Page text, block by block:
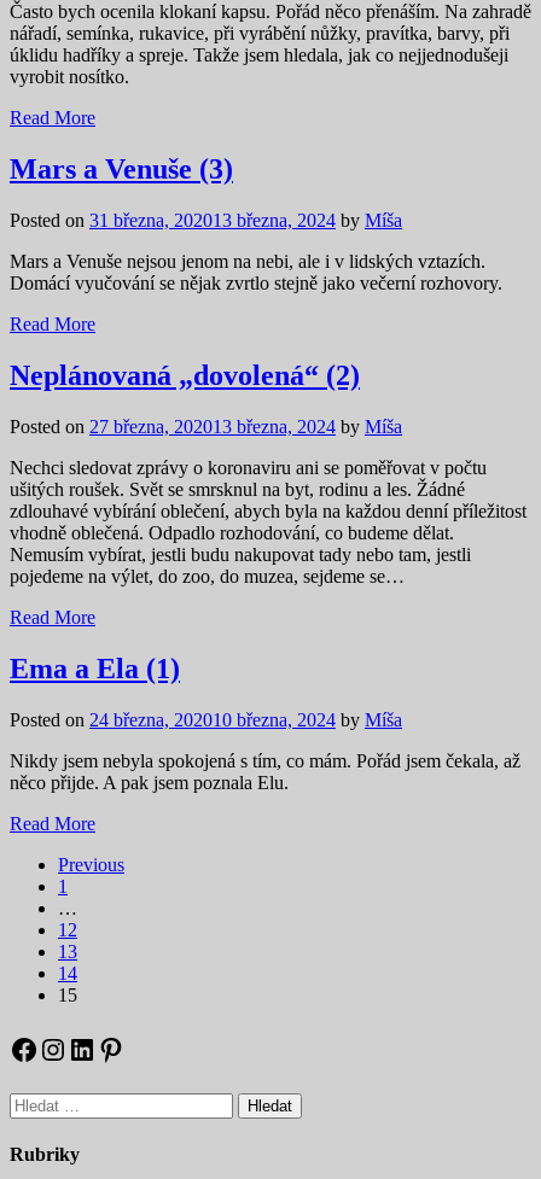
Často bych ocenila klokaní kapsu. Pořád něco přenáším. Na zahradě
nářadí, semínka, rukavice, při vyrábění nůžky, pravítka, barvy, při
úklidu hadříky a spreje. Takže jsem hledala, jak co nejjednodušeji
vyrobit nosítko.
Read More
Mars a Venuše (3)
Posted on 31 března, 202013 března, 2024 by Míša
Mars a Venuše nejsou jenom na nebi, ale i v lidských vztazích.
Domácí vyučování se nějak zvrtlo stejně jako večerní rozhovory.
Read More
Neplánovaná „dovolená“ (2)
Posted on 27 března, 202013 března, 2024 by Míša
Nechci sledovat zprávy o koronaviru ani se poměřovat v počtu
ušitých roušek. Svět se smrsknul na byt, rodinu a les. Žádné
zdlouhavé vybírání oblečení, abych byla na každou denní příležitost
vhodně oblečená. Odpadlo rozhodování, co budeme dělat.
Nemusím vybírat, jestli budu nakupovat tady nebo tam, jestli
pojedeme na výlet, do zoo, do muzea, sejdeme se…
Read More
Ema a Ela (1)
Posted on 24 března, 202010 března, 2024 by Míša
Nikdy jsem nebyla spokojená s tím, co mám. Pořád jsem čekala, až
něco přijde. A pak jsem poznala Elu.
Read More
Previous
1
…
12
13
14
15
Facebook
Instagram
LinkedIn
Pinterest
Vyhledávání
Rubriky